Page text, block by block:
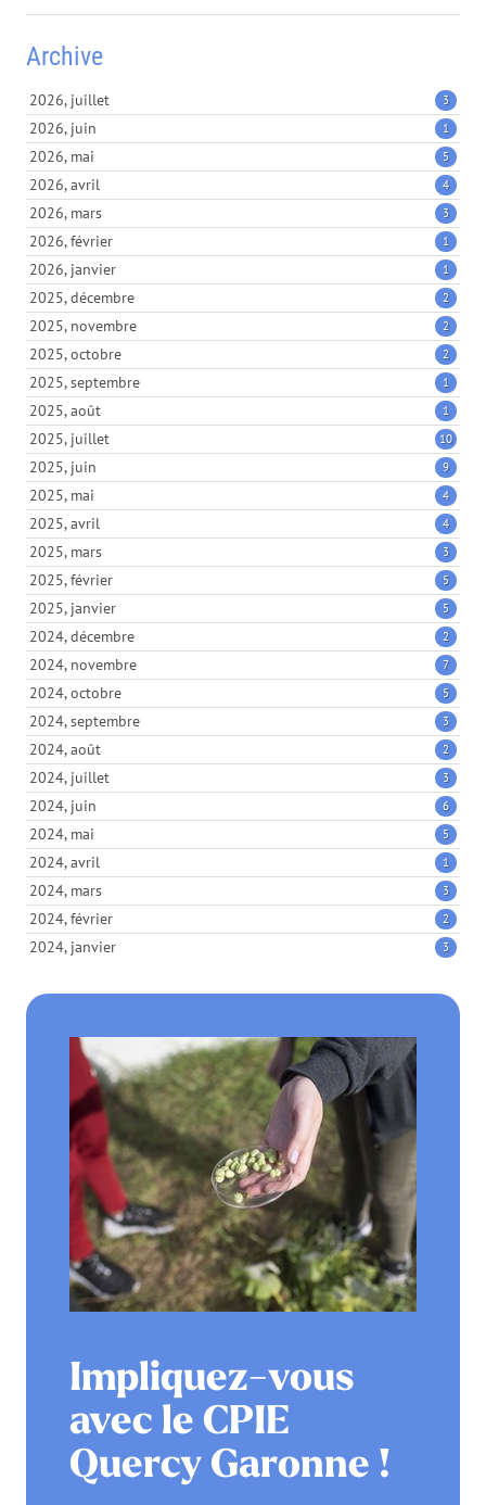
Archive
2026, juillet 3
2026, juin 1
2026, mai 5
2026, avril 4
2026, mars 3
2026, février 1
2026, janvier 1
2025, décembre 2
2025, novembre 2
2025, octobre 2
2025, septembre 1
2025, août 1
2025, juillet 10
2025, juin 9
2025, mai 4
2025, avril 4
2025, mars 3
2025, février 5
2025, janvier 5
2024, décembre 2
2024, novembre 7
2024, octobre 5
2024, septembre 3
2024, août 2
2024, juillet 3
2024, juin 6
2024, mai 5
2024, avril 1
2024, mars 3
2024, février 2
2024, janvier 3
Impliquez-vous
avec le CPIE
Quercy Garonne !